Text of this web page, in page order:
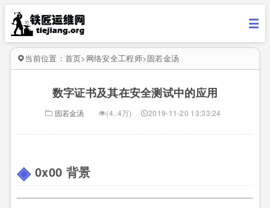
当前位置： 首页> 网络安全工程师>固若金汤
数字证书及其在安全测试中的应用
固若金汤 (4..4万) 2019-11-20 13:33:24
0x00 背景